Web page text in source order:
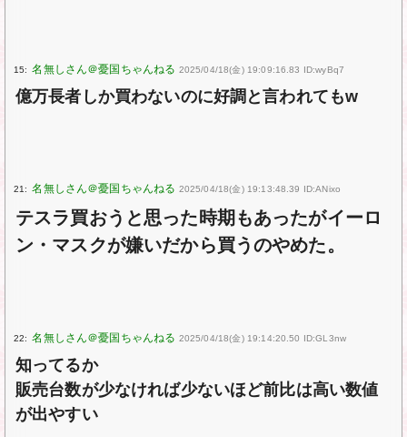
15: 2025/04/18(金) 19:09:16.83 ID:wyBq7
億万長者しか買わないのに好調と言われてもw
21: 2025/04/18(金) 19:13:48.39 ID:ANixo
テスラ買おうと思った時期もあったがイーロ
ン・マスクが嫌いだから買うのやめた。
22: 2025/04/18(金) 19:14:20.50 ID:GL3nw
知ってるか
販売台数が少なければ少ないほど前比は高い数値
が出やすい